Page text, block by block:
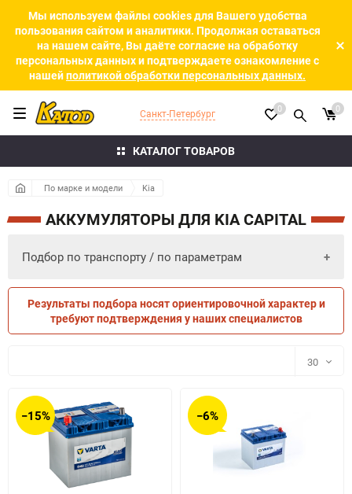
Мы используем файлы cookies для Вашего удобства
пользования сайтом и аналитики. Продолжая оставаться
на нашем сайте, Вы даёте согласие на обработку
персональных данных и подтверждаете ознакомление с
нашейполитикой обработки персональных данных.
КАТАЛОГ ТОВАРОВ
Санкт-Петербург 0 0
По марке и модели Kia
АККУМУЛЯТОРЫ ДЛЯ KIA CAPITAL
Подбор по транспорту / по параметрам
ПО ТРАНСПОРТУ ПО ПАРАМЕТРАМ
Результаты подбора носят ориентировочной характер и
требуют подтверждения у наших специалистов
30
−15% −6%